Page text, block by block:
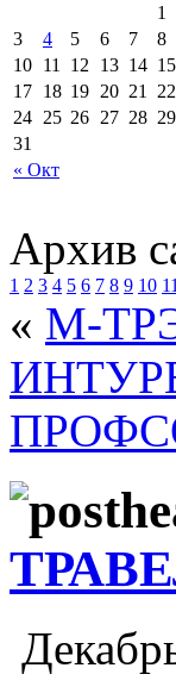
« Окт
1
3
4 5 6 7 8
10 11 12 13 14 15
17 18 19 20 21 22
24 25 26 27 28 29
31
Архив
1 2 3 4 5 6 7 8 9 10 11
« М-